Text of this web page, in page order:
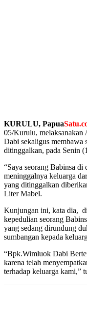
KURULU, Papua
05/Kurulu, melaksanakan
Dabi sekaligus membawa
ditinggalkan, pada Senin
“Saya seorang Babinsa
meninggalnya keluarga
yang ditinggalkan
Liter Mabel.
Kunjungan ini, kata dia,
kepedulian seorang
yang sedang dirundung
sumbangan kepada
“Bpk.Wimluok Dabi
karena telah
terhadap keluarga kami,”